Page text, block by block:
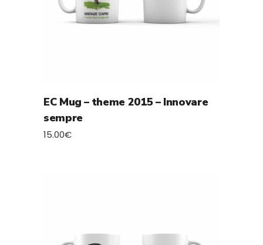
EC Mug – theme 2015 – Innovare
sempre
15.00€